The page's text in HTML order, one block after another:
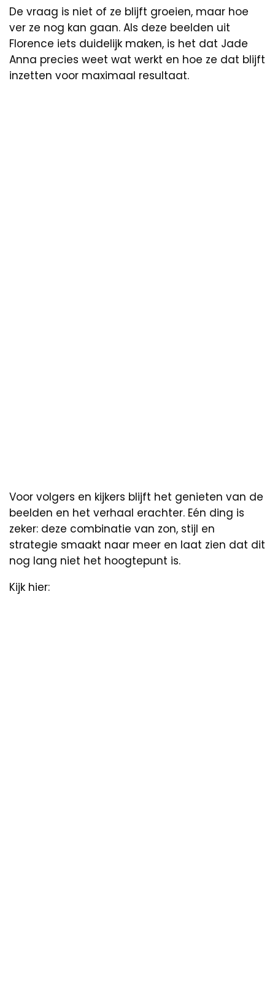
De vraag is niet of ze blijft groeien, maar hoe
ver ze nog kan gaan. Als deze beelden uit
Florence iets duidelijk maken, is het dat Jade
Anna precies weet wat werkt en hoe ze dat blijft
inzetten voor maximaal resultaat.
Voor volgers en kijkers blijft het genieten van de
beelden en het verhaal erachter. Eén ding is
zeker: deze combinatie van zon, stijl en
strategie smaakt naar meer en laat zien dat dit
nog lang niet het hoogtepunt is.
Kijk hier: